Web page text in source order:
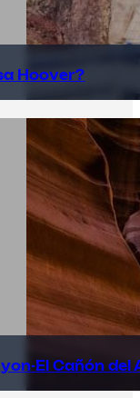
Hoover?
El Cañón del